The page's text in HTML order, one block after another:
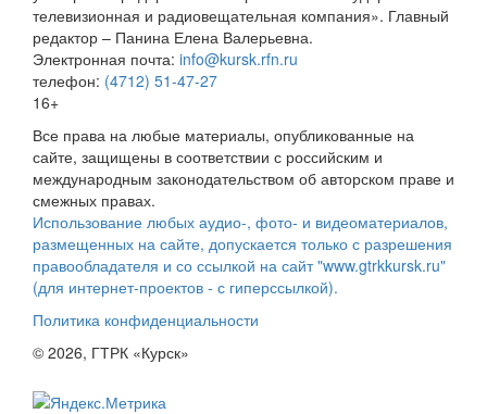
телевизионная и радиовещательная компания». Главный
редактор – Панина Елена Валерьевна.
Электронная почта: info@kursk.rfn.ru
телефон: (4712) 51-47-27
16+
Все права на любые материалы, опубликованные на
сайте, защищены в соответствии с российским и
международным законодательством об авторском праве и
смежных правах.
Использование любых аудио-, фото- и видеоматериалов,
размещенных на сайте, допускается только с разрешения
правообладателя и со ссылкой на сайт "www.gtrkkursk.ru"
(для интернет-проектов - с гиперссылкой).
Политика конфиденциальности
© 2026, ГТРК «Курск»